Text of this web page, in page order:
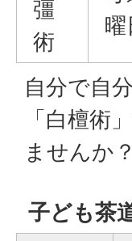
彊
術
曜
自分で自
「白檀術
ませんか？
子ども茶